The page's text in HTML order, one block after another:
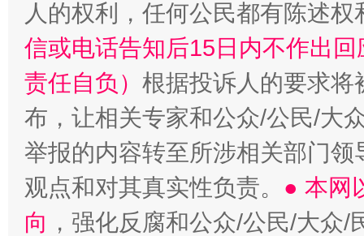
“蜀中异人”王建安的艺术幻境
人的权利，任何公民都有陈述
信或电话告知后15日内不作出
责任自负） 根据投诉人的要求将
布，让相关专家和公众/公民/大
举报的内容转至所涉相关部门
观点和对其真实性负责。 ● 本网
向 ，强化反腐和公众/公民/大众